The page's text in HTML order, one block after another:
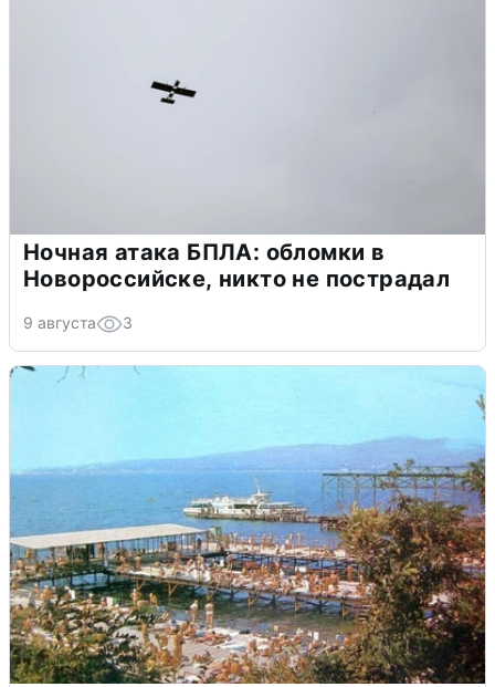
Ночная атака БПЛА: обломки в
Новороссийске, никто не пострадал
9 августа 3